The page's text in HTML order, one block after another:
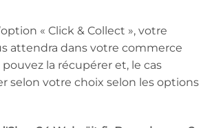
« Click & Collect », votre
attendra dans votre commerce
la récupérer et, le cas
selon votre choix selon les options